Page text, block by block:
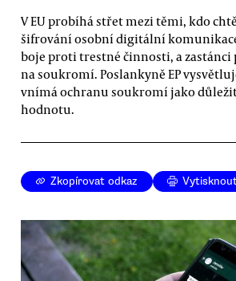
V EU probíhá střet mezi těmi, kdo
šifrování osobní digitální
boje proti trestné činnosti, a zastánci
na soukromí. Poslankyně EP
vnímá ochranu soukromí jako
hodnotu.
Zkopírovat odkaz